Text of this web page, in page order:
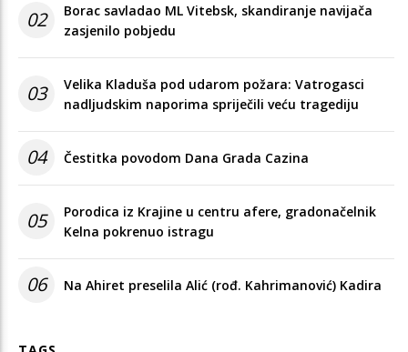
02
Borac savladao ML Vitebsk, skandiranje navijača
zasjenilo pobjedu
03
Velika Kladuša pod udarom požara: Vatrogasci
nadljudskim naporima spriječili veću tragediju
04 Čestitka povodom Dana Grada Cazina
05
Porodica iz Krajine u centru afere, gradonačelnik
Kelna pokrenuo istragu
06 Na Ahiret preselila Alić (rođ. Kahrimanović) Kadira